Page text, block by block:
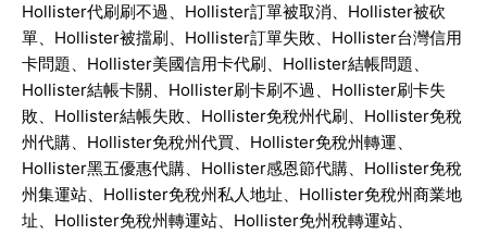
Hollister代刷刷不過、 Hollister訂單被取消、 Hollister被砍
單、 Hollister被擋刷、 Hollister訂單失敗、 Hollister台灣信用
卡問題、 Hollister美國信用卡代刷、 Hollister結帳問題、
Hollister結帳卡關、 Hollister刷卡刷不過、 Hollister刷卡失
敗、 Hollister結帳失敗、 Hollister免稅州代刷、 Hollister免稅
州代購、 Hollister免稅州代買、 Hollister免稅州轉運、
Hollister黑五優惠代購、 Hollister感恩節代購、 Hollister免稅
州集運站、 Hollister免稅州私人地址、 Hollister免稅州商業地
址、 Hollister免稅州轉運站、 Hollister免州稅轉運站、